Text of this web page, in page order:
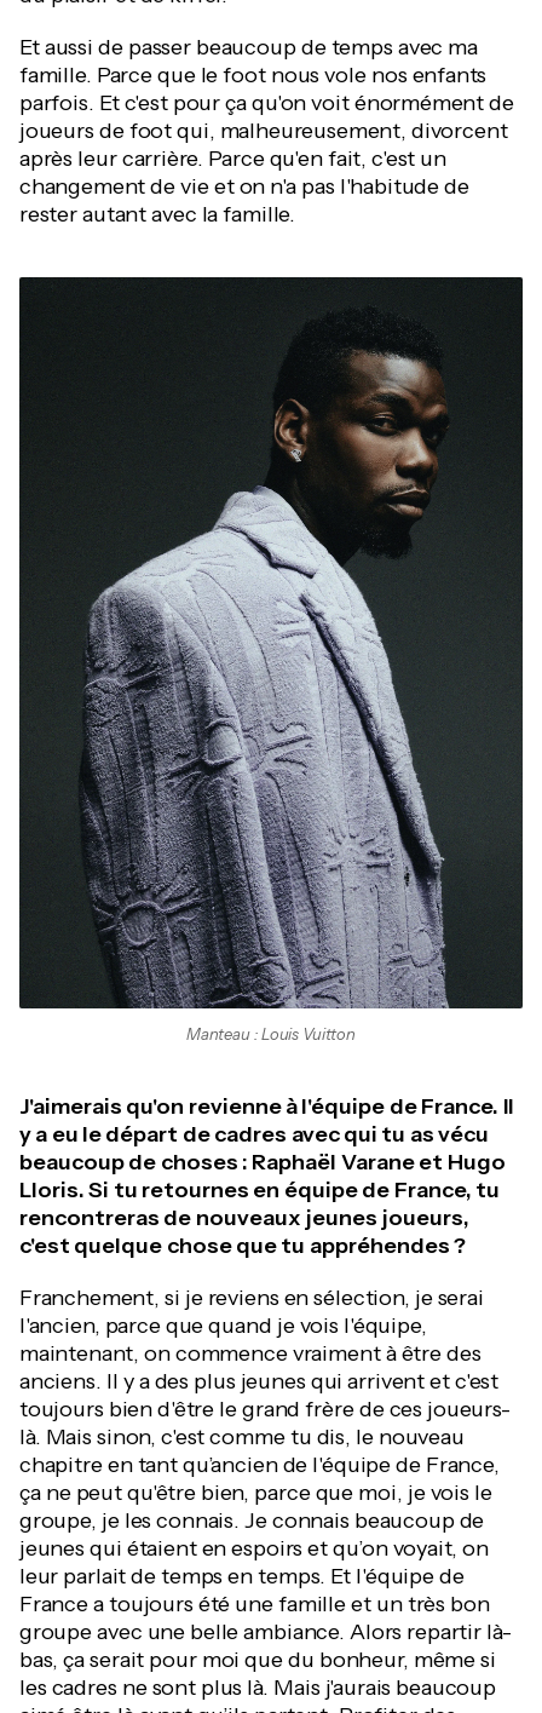
Et aussi de passer beaucoup de temps avec ma
famille. Parce que le foot nous vole nos enfants
parfois. Et c'est pour ça qu'on voit énormément de
joueurs de foot qui, malheureusement, divorcent
après leur carrière. Parce qu'en fait, c'est un
changement de vie et on n'a pas l'habitude de
rester autant avec la famille.
Manteau : Louis Vuitton
J'aimerais qu'on revienne à l'équipe de France. Il
y a eu le départ de cadres avec qui tu as vécu
beaucoup de choses : Raphaël Varane et Hugo
Lloris. Si tu retournes en équipe de France, tu
rencontreras de nouveaux jeunes joueurs,
c'est quelque chose que tu appréhendes ?
Franchement, si je reviens en sélection, je serai
l'ancien, parce que quand je vois l'équipe,
maintenant, on commence vraiment à être des
anciens. Il y a des plus jeunes qui arrivent et c'est
toujours bien d'être le grand frère de ces joueurs-
là. Mais sinon, c'est comme tu dis, le nouveau
chapitre en tant qu’ancien de l'équipe de France,
ça ne peut qu'être bien, parce que moi, je vois le
groupe, je les connais. Je connais beaucoup de
jeunes qui étaient en espoirs et qu’on voyait, on
leur parlait de temps en temps. Et l'équipe de
France a toujours été une famille et un très bon
groupe avec une belle ambiance. Alors repartir là-
bas, ça serait pour moi que du bonheur, même si
les cadres ne sont plus là. Mais j'aurais beaucoup